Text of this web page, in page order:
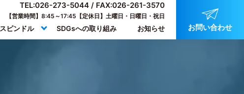
TEL:026-273-5044/ FAX:026-261-3570
【営業時間】8:45～17:45【定休日】土曜日・日曜日・祝日
お問い合わせ
スピンドル SDGsへの取り組み お知らせ